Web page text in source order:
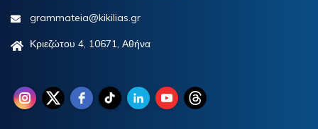
grammateia@kikilias.gr
Κριεζώτου 4, 10671, Αθήνα